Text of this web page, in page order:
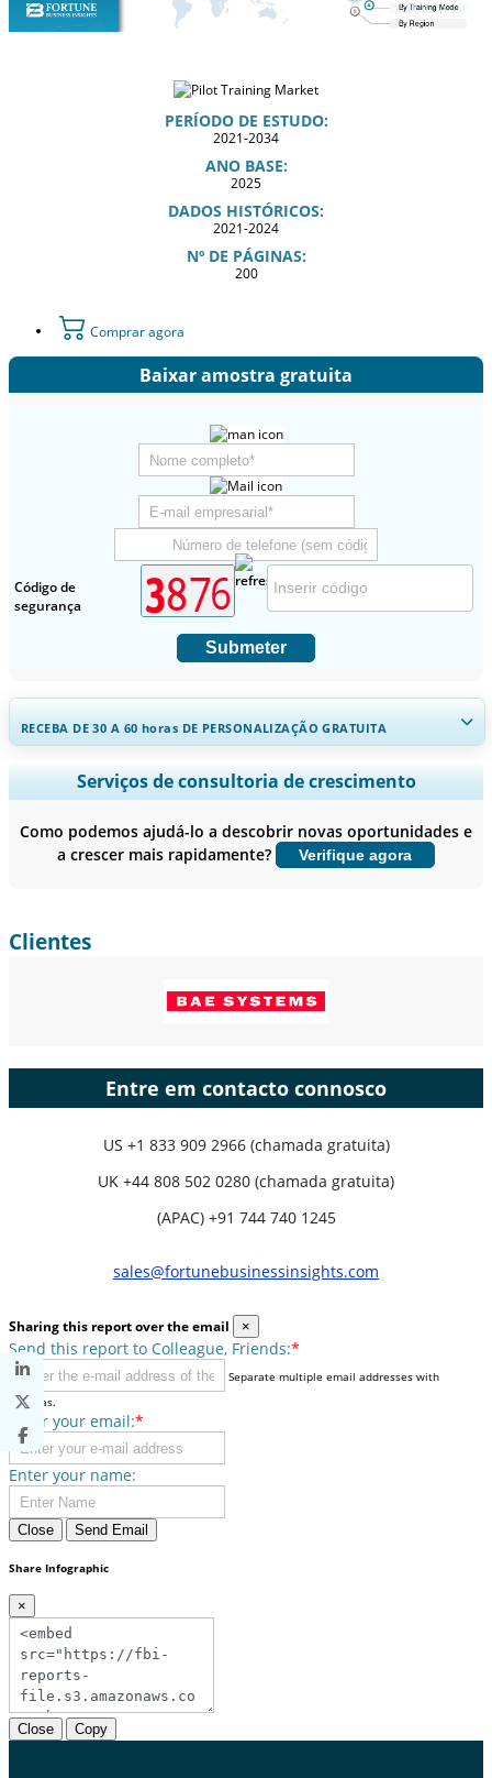
PERÍODO DE ESTUDO:
2021-2034
ANO BASE:
2025
DADOS HISTÓRICOS:
2021-2024
Nº DE PÁGINAS:
200
Comprar agora
Baixar amostra gratuita
Código de
segurança
Submeter
RECEBA DE 30 A 60 horas DE PERSONALIZAÇÃO GRATUITA
Ampliar a cobertura regional e por país, Análise de segmentos,
Perfis de empresas, Benchmarking competitivo, e insights sobre o
Personalizar agora
Serviços de consultoria de crescimento
Como podemos ajudá-lo a descobrir novas oportunidades e
a crescer mais rapidamente?
Verifique agora
Clientes
Entre em contacto connosco
US +1 833 909 2966 (chamada gratuita)
UK +44 808 502 0280 (chamada gratuita)
(APAC) +91 744 740 1245
sales@fortunebusinessinsights.com
Sharing this report over the email ×
Send this report to Colleague, Friends:*
Separate multiple email addresses with
commas.
Enter your email:*
Enter your name:
Close Send Email
Share Infographic
×
Close Copy